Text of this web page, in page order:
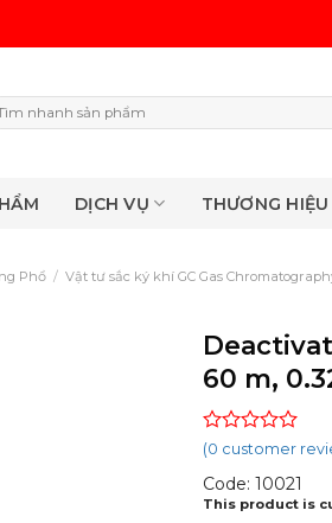
DỊCH VỤ THƯƠNG HIỆU
Phổ / Vật tư sắc ký khí GC Gas
60 m,
Rated
out
of
(0 customer
Code: 10021
This product is